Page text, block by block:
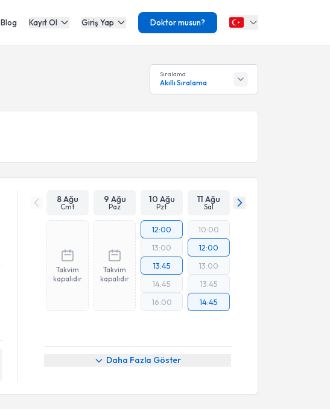
Blog Kayıt Ol Giriş Yap Doktor musun?
Sıralama
Akıllı Sıralama
8 Ağu
Cmt
9 Ağu
Paz
10 Ağu
Pzt
11 Ağu
Sal
Takvim
kapalıdır
Takvim
kapalıdır
12:00
13:00
13:45
14:45
16:00
10:00
12:00
13:00
13:45
14:45
Daha Fazla Göster
Randevu Takvimi Talebi